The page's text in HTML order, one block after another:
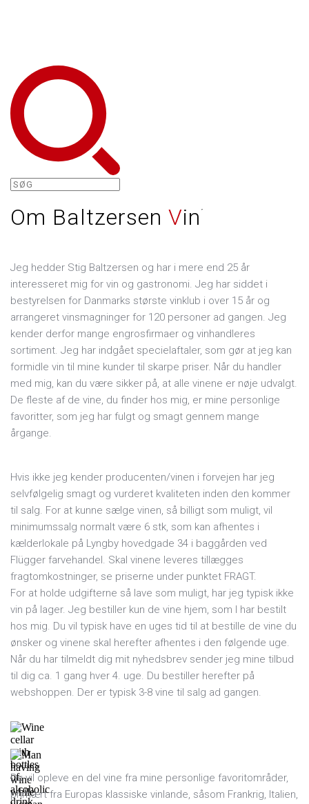
Om Baltzersen Vin
Jeg hedder Stig Baltzersen og har i mere end 25 år
interesseret mig for vin og gastronomi. Jeg har siddet i
bestyrelsen for Danmarks største vinklub i over 15 år og
arrangeret vinsmagninger for 120 personer ad gangen. Jeg
kender derfor mange engrosfirmaer og vinhandleres
sortiment. Jeg har indgået specielaftaler, som gør at jeg kan
formidle vin til mine kunder til skarpe priser. Når du handler
med mig, kan du være sikker på, at alle vinene er nøje udvalgt.
De fleste af de vine, du finder hos mig, er mine personlige
favoritter, som jeg har fulgt og smagt gennem mange
årgange.
Hvis ikke jeg kender producenten/vinen i forvejen har jeg
selvfølgelig smagt og vurderet kvaliteten inden den kommer
til salg. For at kunne sælge vinen, så billigt som muligt, vil
minimumssalg normalt være 6 stk, som kan afhentes i
kælderlokale på Lyngby hovedgade 34 i baggården ved
Flügger farvehandel. Skal vinene leveres tillægges
fragtomkostninger, se priserne under punktet FRAGT.
For at holde udgifterne så lave som muligt, har jeg typisk ikke
vin på lager. Jeg bestiller kun de vine hjem, som I har bestilt
hos mig. Du vil typisk have en uges tid til at bestille de vine du
ønsker og vinene skal herefter afhentes i den følgende uge.
Når du har tilmeldt dig mit nyhedsbrev sender jeg mine tilbud
til dig ca. 1 gang hver 4. uge. Du bestiller herefter på
webshoppen. Der er typisk 3-8 vine til salg ad gangen.
Du vil opleve en del vine fra mine personlige favoritområder,
primært fra Europas klassiske vinlande, såsom Frankrig, Italien,